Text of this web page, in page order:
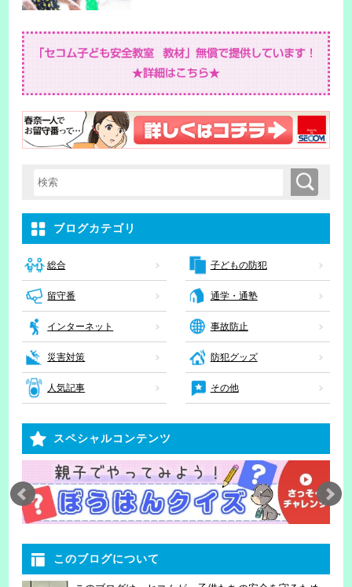
検索キーワード入力 検索
ブログカテゴリ
総合 子どもの防犯
留守番 通学・通塾
インターネット 事故防止
災害対策 防犯グッズ
人気記事 その他
スペシャルコンテンツ
このブログについて